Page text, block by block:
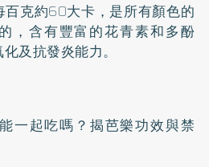
百克約60大卡，是所有顏色的
，含有豐富的花青素和多酚
及抗發炎能力。
一起吃嗎？揭芭樂功效與禁